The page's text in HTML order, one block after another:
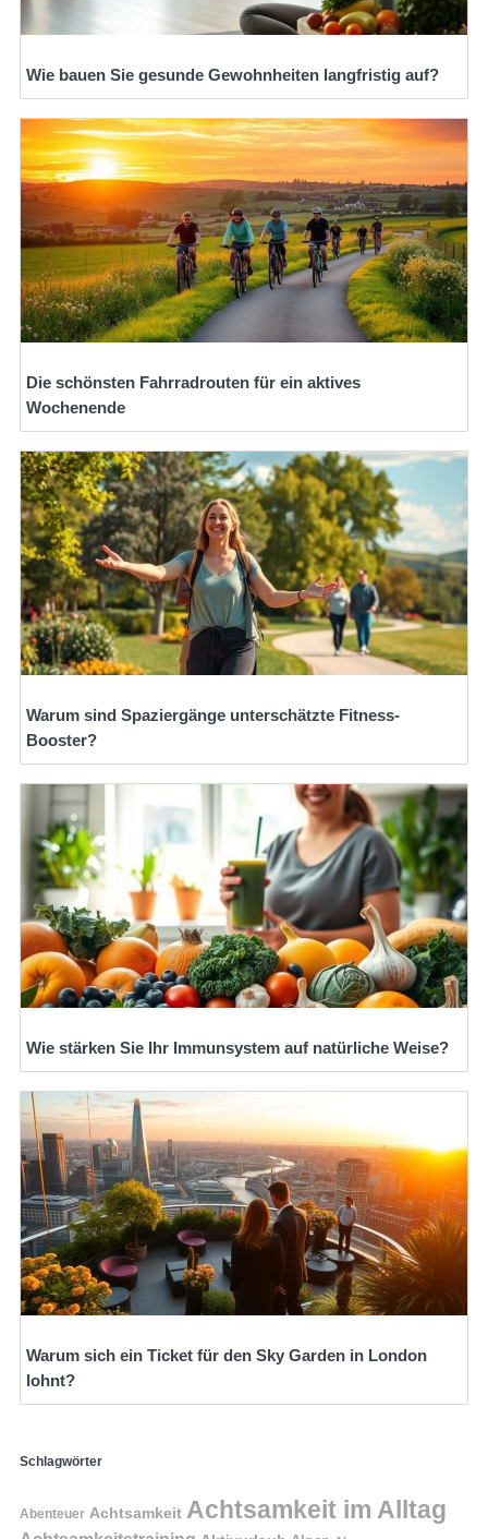
Wie bauen Sie gesunde Gewohnheiten langfristig auf?
Die schönsten Fahrradrouten für ein aktives
Wochenende
Warum sind Spaziergänge unterschätzte Fitness-
Booster?
Wie stärken Sie Ihr Immunsystem auf natürliche Weise?
Warum sich ein Ticket für den Sky Garden in London
lohnt?
Schlagwörter
Abenteuer Achtsamkeit Achtsamkeit im Alltag